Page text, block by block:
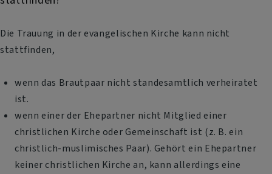
Die Trauung in der evangelischen Kirche kann nicht
stattfinden,
wenn das Brautpaar nicht standesamtlich verheiratet
ist.
wenn einer der Ehepartner nicht Mitglied einer
christlichen Kirche oder Gemeinschaft ist (z. B. ein
christlich-muslimisches Paar). Gehört ein Ehepartner
keiner christlichen Kirche an, kann allerdings eine